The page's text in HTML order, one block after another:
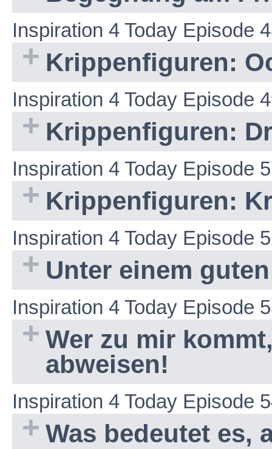
Inspiration 4 Today Episode
Krippenfiguren:
Inspiration 4 Today Episode
Krippenfiguren:
Inspiration 4 Today Episode
Krippenfiguren:
Inspiration 4 Today Episode
Unter einem
Inspiration 4 Today Episode
Wer zu mir
abweisen!
Inspiration 4 Today Episode
Was bedeutet es,